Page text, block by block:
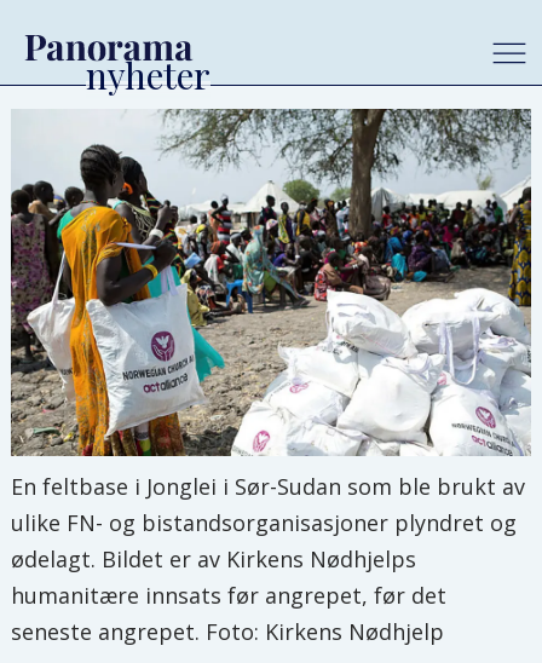
En feltbase i Jonglei i Sør-Sudan som ble brukt av
ulike FN- og bistandsorganisasjoner plyndret og
ødelagt. Bildet er av Kirkens Nødhjelps
humanitære innsats før angrepet, før det
seneste angrepet. Foto: Kirkens Nødhjelp